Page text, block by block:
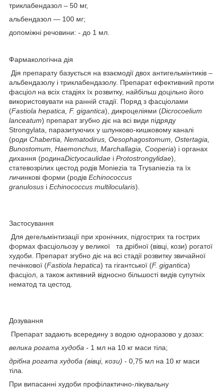
триклабендазол – 50 мг,
альбендазол — 100 мг;
допоміжні речовини: - до 1 мл.
Фармакологічна дія
Дія препарату базується на взаємодії двох антигельмінтиків –
альбендазолу і триклабендазолу. Препарат ефективний проти
фасціол на всіх стадіях їх розвитку, найбільш доцільно його
використовувати на ранній стадії. Поряд з фасціолами
(Fastiolа hepatica, F. gigantica), дикроцеліями (Dicrocoelium
lanceatum) препарат згубно діє на всі види підряду
Strongylata, паразитуючих у шлунково-кишковому каналі
(роди Chabertia, Nematodirus, Oesophagostomum, Ostertagia,
Bunostomum, Haemonchus, Marсhallagia, Cooperiа) і органах
дихання (родинаDictyocaulidae і Protostrongylidae),
статевозрілих цестод родів Moniezia та Trysaniezia та їх
личинкові форми (родів Echinococcus
granulosus і Echinococcus multilocularis).
Застосування
Для дегельмінтизації при хронічних, підгострих та гострих
формах фасціольозу у великої та дрібної (вівці, кози) рогатої
худоби. Препарат згубно діє на всі стадії розвитку звичайної
печінкової (Fastiolа hepatica) та гігантської (F. gigantica)
фасціол, а також активний відносно більшості видів супутніх
нематод та цестод.
Дозування
Препарат задають всередину з водою одноразово у дозах:
велика рогата худоба - 1 мл на 10 кг маси тіла;
дрібна рогата худоба (вівці, кози) - 0,75 мл на 10 кг маси
тіла.
При випасанні худоби профілактично-лікувальну